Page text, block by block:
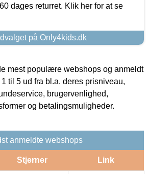
dages returret. Klik her for at se
på Only4kids.dk
mest populære webshops og anmeldt
til 5 ud fra bl.a. deres prisniveau,
brugervenlighed,
og betalingsmuligheder.
anmeldte webshops
Stjerner Link